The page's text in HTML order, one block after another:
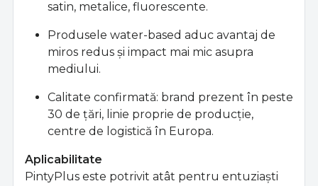
satin, metalice, fluorescente.
Produsele water-based aduc avantaj de
miros redus şi impact mai mic asupra
mediului.
Calitate confirmată: brand prezent în peste
30 de ţări, linie proprie de producţie,
centre de logistică în Europa.
Aplicabilitate
PintyPlus este potrivit atât pentru entuziaşti